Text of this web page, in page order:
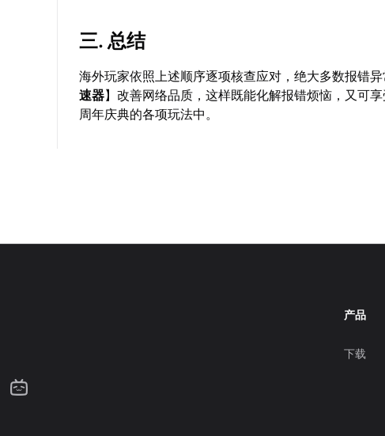
三. 总结
海外玩家依照上述顺序逐项核查应对，绝大多数报错
速器】改善网络品质，这样既能化解报错烦恼，又可
周年庆典的各项玩法中。
产品
下载